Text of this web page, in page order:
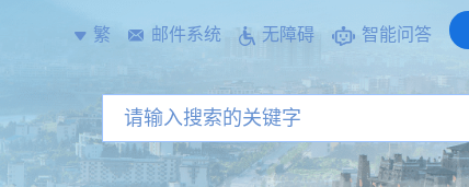
繁 邮件系统 无障碍 智能问答